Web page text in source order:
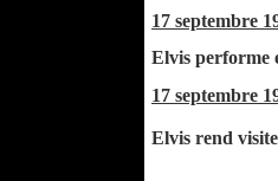
17 septembre
Elvis performe
17 septembre
Elvis rend